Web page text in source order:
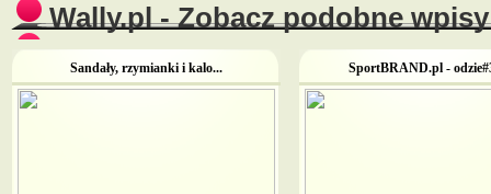
Wally.pl - Zobacz podobne
Sandały, rzymianki i kalo... SportBRAND.pl -